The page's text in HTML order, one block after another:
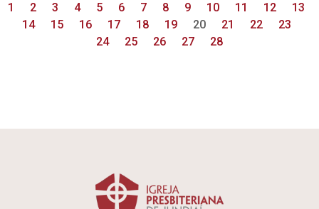
1 2 3 4 5 6 7 8 9 10 11 12
13
14
15 16 17 18 19 20 21 22
23
24
25 26 27 28